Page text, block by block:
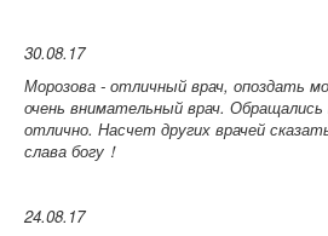
30.08.17
Морозова - отличный врач, опоздать
очень внимательный врач.
отлично. Насчет других врачей
слава богу！
24.08.17